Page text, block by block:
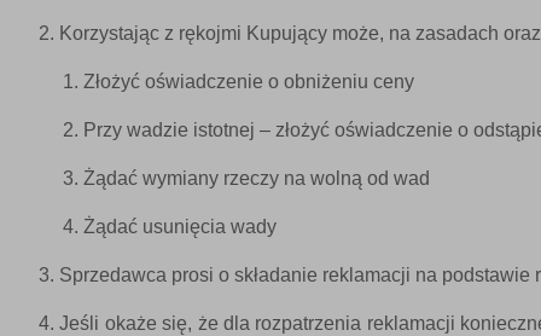
Korzystając z rękojmi Kupujący może, na zasadach
Złożyć oświadczenie o obniżeniu ceny
Przy wadzie istotnej – złożyć oświadczenie o
Żądać wymiany rzeczy na wolną od wad
Żądać usunięcia wady
Sprzedawca prosi o składanie reklamacji na
Jeśli okaże się, że dla rozpatrzenia reklamacji